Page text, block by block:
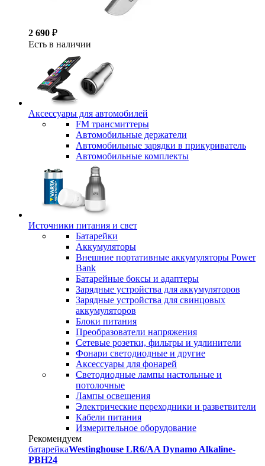
2 690 ₽
Есть в наличии
Аксессуары для автомобилей
FM трансмиттеры
Автомобильные держатели
Автомобильные зарядки в прикуриватель
Автомобильные комплекты
Источники питания и свет
Батарейки
Аккумуляторы
Внешние портативные аккумуляторы Power
Bank
Батарейные боксы и адаптеры
Зарядные устройства для аккумуляторов
Зарядные устройства для свинцовых
аккумуляторов
Блоки питания
Преобразователи напряжения
Сетевые розетки, фильтры и удлинители
Фонари светодиодные и другие
Аксессуары для фонарей
Светодиодные лампы настольные и
потолочные
Лампы освещения
Электрические переходники и разветвители
Кабели питания
Измерительное оборудование
Рекомендуем
батарейкаWestinghouse LR6/AA Dynamo Alkaline-
PBH24